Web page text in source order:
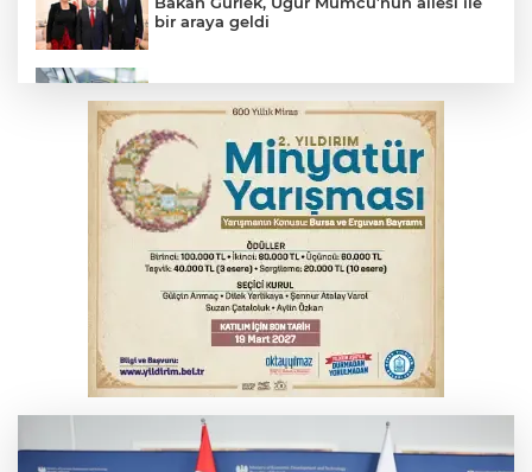
bir araya geldi
yansıyacak mı?
YENİ Parti Genel Başkanı Özel'den
Çerçeve Yasa yorumu
Serbest piyasada döviz fiyatları
Serbest piyasada altın fiyatları...